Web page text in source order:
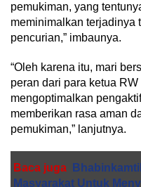
pemukiman, yang
meminimalkan terjadinya
pencurian,” imbaunya.
“Oleh karena itu, mari
peran dari para ketua
mengoptimalkan
memberikan rasa aman
pemukiman,” lanjutnya.
Baca juga
Masyarakat Untuk